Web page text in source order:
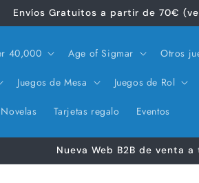
Envíos Gratuitos a partir de 70€
40,000 Age of Sigmar Otros
Juegos de Mesa Juegos de Rol
Novelas Tarjetas regalo Eventos
Nueva Web B2B de venta a